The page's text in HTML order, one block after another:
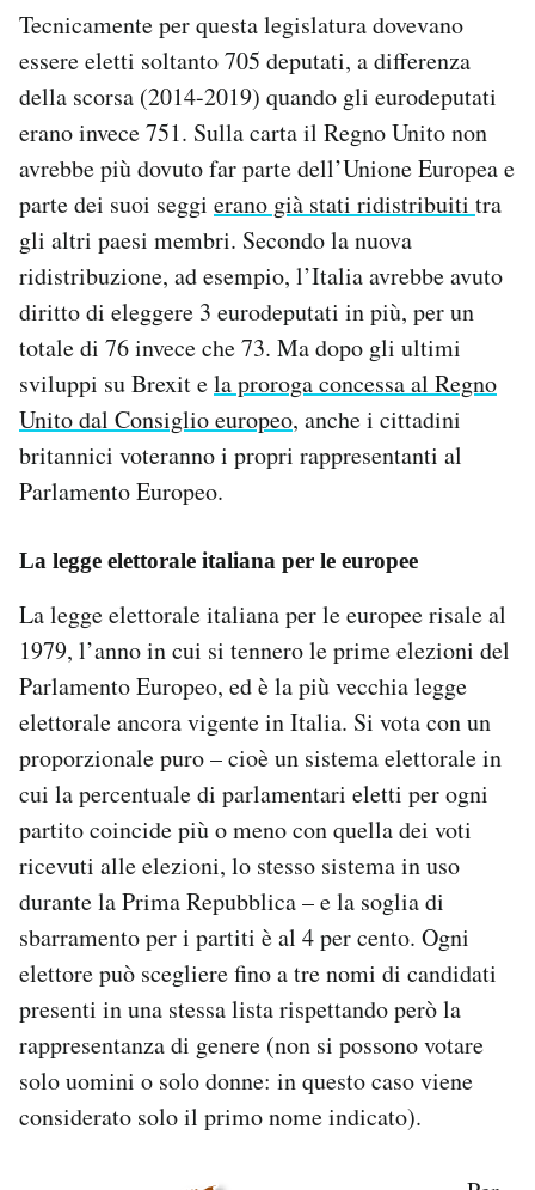
Tecnicamente per questa legislatura dovevano
essere eletti soltanto 705 deputati, a differenza
della scorsa (2014-2019) quando gli eurodeputati
erano invece 751. Sulla carta il Regno Unito non
avrebbe più dovuto far parte dell’Unione Europea e
parte dei suoi seggi erano già stati ridistribuiti tra
gli altri paesi membri. Secondo la nuova
ridistribuzione, ad esempio, l’Italia avrebbe avuto
diritto di eleggere 3 eurodeputati in più, per un
totale di 76 invece che 73. Ma dopo gli ultimi
sviluppi su Brexit ela proroga concessa al Regno
Unito dal Consiglio europeo, anche i cittadini
britannici voteranno i propri rappresentanti al
Parlamento Europeo.
La legge elettorale italiana per le europee
La legge elettorale italiana per le europee risale al
1979, l’anno in cui si tennero le prime elezioni del
Parlamento Europeo, ed è la più vecchia legge
elettorale ancora vigente in Italia. Si vota con un
proporzionale puro – cioè un sistema elettorale in
cui la percentuale di parlamentari eletti per ogni
partito coincide più o meno con quella dei voti
ricevuti alle elezioni, lo stesso sistema in uso
durante la Prima Repubblica – e la soglia di
sbarramento per i partiti è al 4 per cento. Ogni
elettore può scegliere fino a tre nomi di candidati
presenti in una stessa lista rispettando però la
rappresentanza di genere (non si possono votare
solo uomini o solo donne: in questo caso viene
considerato solo il primo nome indicato).